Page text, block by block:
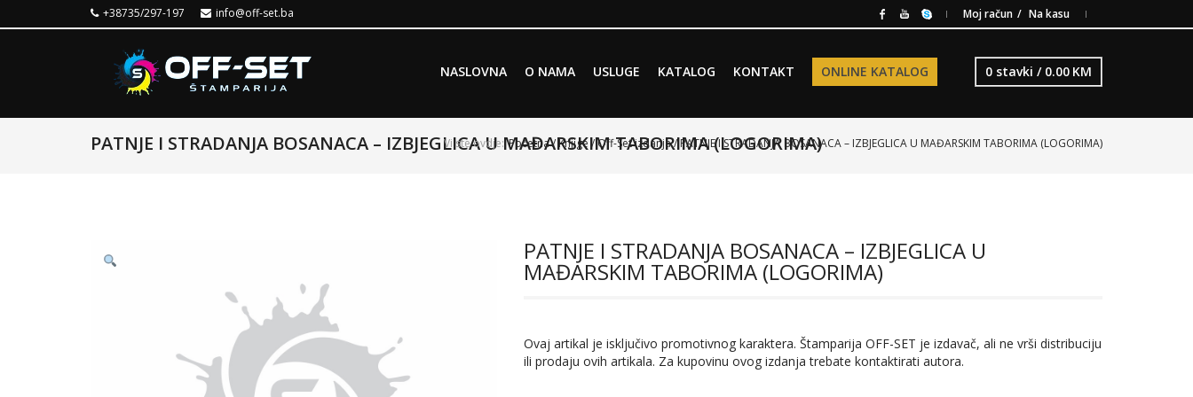
+38735/297-197 info@off-set.ba Moj račun Na kasu
Skip to primary content
Skip to secondary content
NASLOVNA O NAMA USLUGE KATALOG KONTAKT ONLINE KATALOG 0 stavki / 0.00 KM
PATNJE I STRADANJA BOSANACA – IZBJEGLICA U MAĐARSKIM TABORIMA (LOGORIMA)
Vi ste ovdje: Početna/ Knjige /Off-Set izdanja/ PATNJE I STRADANJA BOSANACA – IZBJEGLICA U MAĐARSKIM TABORIMA (LOGORIMA)
PATNJE I STRADANJA BOSANACA – IZBJEGLICA U
MAĐARSKIM TABORIMA (LOGORIMA)
Ovaj artikal je isključivo promotivnog karaktera. Štamparija OFF-SET je izdavač, ali ne vrši distribuciju
ili prodaju ovih artikala. Za kupovinu ovog izdanja trebate kontaktirati autora.